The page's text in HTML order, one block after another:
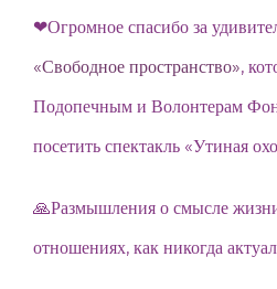
❤Огромное спасибо за
«Свободное пространство»,
Подопечным и Волонтерам
посетить спектакль «Утиная
🙏Размышления о смысле
отношениях, как никогда